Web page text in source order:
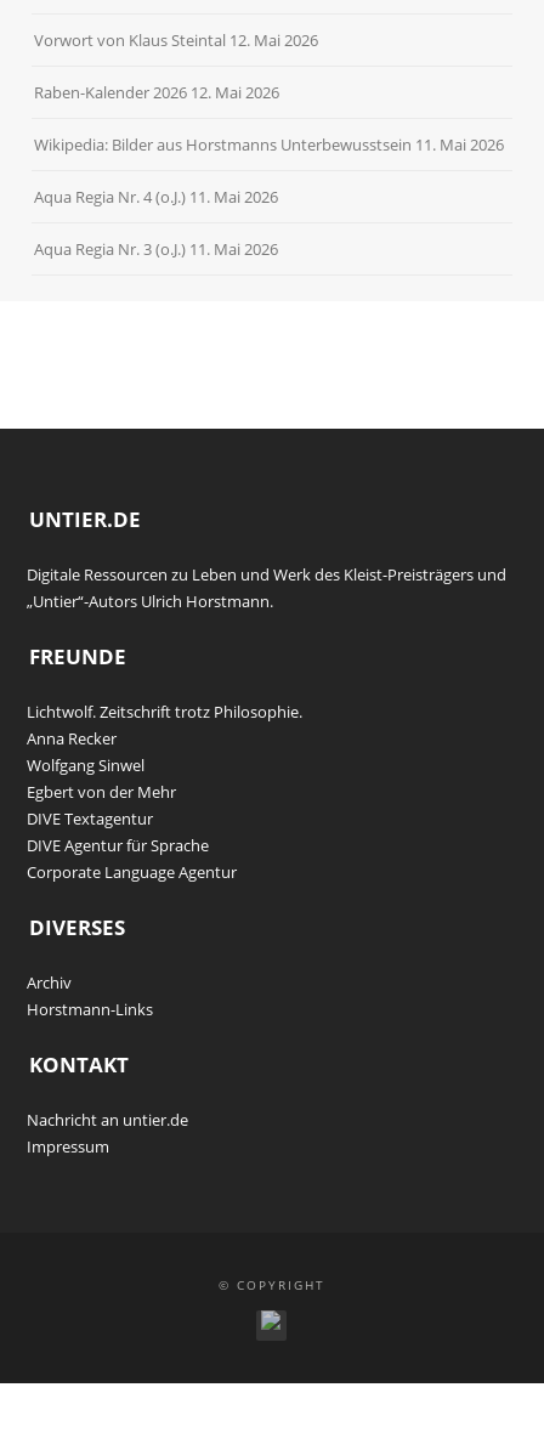
Vorwort von Klaus Steintal 12. Mai 2026
Raben-Kalender 2026 12. Mai 2026
Wikipedia: Bilder aus Horstmanns Unterbewusstsein 11. Mai 2026
Aqua Regia Nr. 4 (o.J.) 11. Mai 2026
Aqua Regia Nr. 3 (o.J.) 11. Mai 2026
UNTIER.DE
Digitale Ressourcen zu Leben und Werk des Kleist-Preisträgers und
„Untier“-Autors Ulrich Horstmann.
FREUNDE
Lichtwolf. Zeitschrift trotz Philosophie.
Anna Recker
Wolfgang Sinwel
Egbert von der Mehr
DIVE Textagentur
DIVE Agentur für Sprache
Corporate Language Agentur
DIVERSES
Archiv
Horstmann-Links
KONTAKT
Nachricht an untier.de
Impressum
© COPYRIGHT